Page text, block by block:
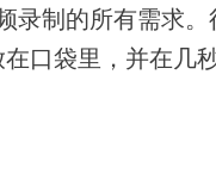
录制的所有需求
口袋里，并在几